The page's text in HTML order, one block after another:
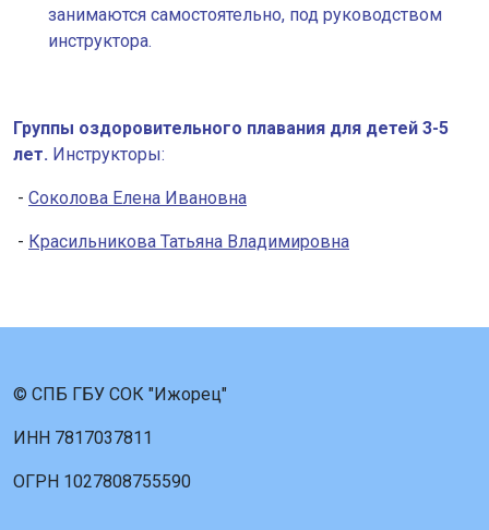
занимаются самостоятельно, под руководством
инструктора.
Группы оздоровительного плавания для детей 3-5
лет. Инструкторы:
- Соколова Елена Ивановна
- Красильникова Татьяна Владимировна
© СПБ ГБУ СОК "Ижорец"
ИНН 7817037811
ОГРН 1027808755590